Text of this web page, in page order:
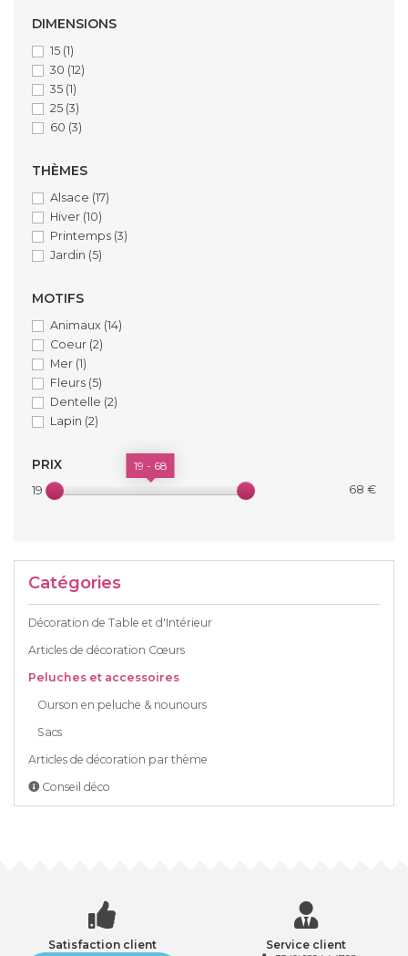
DIMENSIONS
15 (1)
30 (12)
35 (1)
25 (3)
60 (3)
THÈMES
Alsace (17)
Hiver (10)
Printemps (3)
Jardin (5)
MOTIFS
Animaux (14)
Coeur (2)
Mer (1)
Fleurs (5)
Dentelle (2)
Lapin (2)
PRIX
19 € 68 €
19 - 68
Catégories
Décoration de Table et d'Intérieur
Articles de décoration Cœurs
Peluches et accessoires
Ourson en peluche & nounours
Sacs
Articles de décoration par thème
Conseil déco
Satisfaction client
Service client